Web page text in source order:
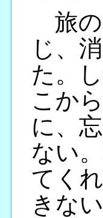
旅の
じ、
た。
こか
に、
ない
てく
きな